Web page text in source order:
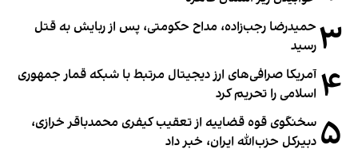
۳ حمیدرضا رجب‌زاده، مداح حکومتی، پس از ربایش به قتل
رسید
۴ آمریکا صرافی‌های ارز دیجیتال مرتبط با شبکه قمار جمهوری
اسلامی را تحریم کرد
۵ سخنگوی قوه قضاییه از تعقیب کیفری محمدباقر خرازی،
دبیر‌کل حزب‌الله ایران، خبر داد